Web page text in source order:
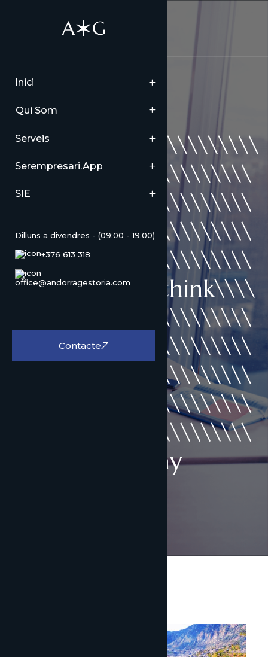
Inici
Qui Som
Serveis
Serempresari.app
SIE
Dilluns a divendres - (09:00 - 19.00)
+376 613 318
office@andorragestoria.com
Contacte
Looking for :
admin/\\\\\\\\\\\\\\\\\
\\\\\\\\\\\\\\\\\\\\\\\\
\\\\\\\\\\\\\\\\\\\\\\\\
\\\\\\\\\\\\\\\\\\\\\\\\
\\\\\\\\\\\\\\\\\\\\\\\\
\\\\\\\\\\\\\\\think\\\\
\\\\\\\\\\\\\\\\\\\\\\\\
\\\\\\\\\\\\\\\\\\\\\\\\
\\\\\\\\\\\\\\\\\\\\\\\\
\\\\\\\\\\\\\\\\\\\\\\\\
\\\\\\\\\\\\\\\\\\\\\\\\
\\\\View/display